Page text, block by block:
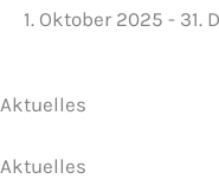
1. Oktober 2025 - 31.
Aktuelles
Aktuelles
ee e e e